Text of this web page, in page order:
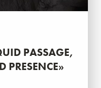
PASSAGE,
PRESENCE»